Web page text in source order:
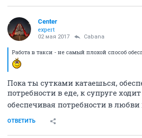
Center
expert
02 мая 2017 Cabana
Работа в такси - не самый плохой способ
Пока ты сутками катаешься,
потребности в еде, к супруге ходит
обеспечивая потребности в любви
ОТВЕТИТЬ